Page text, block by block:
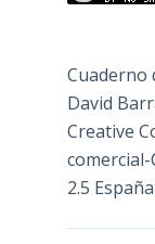
Cuaderno
David
Creative
2.5